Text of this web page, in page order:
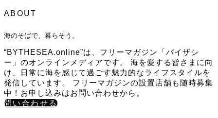
ABOUT
海のそばで、暮らそう。
“BYTHESEA.online”は、フリーマガジン「バイザシ
ー」のオンラインメディアです。 海を愛する皆さまに向
け、日常に海を感じて過ごす魅力的なライフスタイルを
発信しています。 フリーマガジンの設置店舗も随時募集
中！お申し込みはお問い合わせから。
問い合わせる